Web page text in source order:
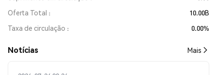
Oferta Total
10.00B
Taxa de circulação
0.00%
​​Notícias​​ Mais